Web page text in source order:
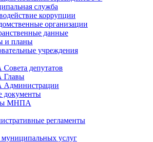
служба
коррупции
организации
данные
и планы
учреждения
депутатов
документы
МНПА
регламенты
муниципальных услуг